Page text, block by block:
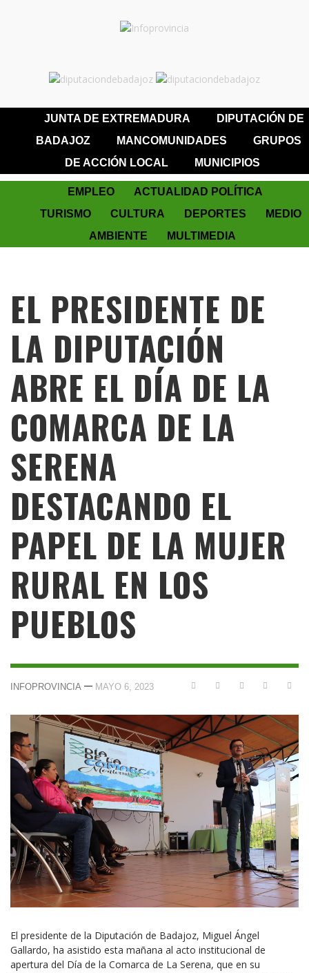
JUNTA DE EXTREMADURA
DIPUTACIÓN DE
BADAJOZ
MANCOMUNIDADES
GRUPOS
DE ACCIÓN LOCAL
MUNICIPIOS
EMPLEO
ACTUALIDAD POLÍTICA
TURISMO
CULTURA DEPORTES
MEDIO
AMBIENTE
MULTIMEDIA
EL PRESIDENTE DE
LA DIPUTACIÓN
ABRE EL DÍA DE LA
COMARCA DE LA
SERENA
DESTACANDO EL
PAPEL DE LA MUJER
RURAL EN LOS
PUEBLOS
INFOPROVINCIA — MAYO 6, 2023
El presidente de la Diputación de Badajoz, Miguel Ángel
Gallardo, ha asistido esta mañana al acto institucional de
apertura del Día de la Comarca de La Serena, que en su